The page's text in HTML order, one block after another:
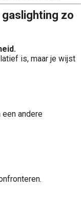
zo
is, maar je wijst
andere